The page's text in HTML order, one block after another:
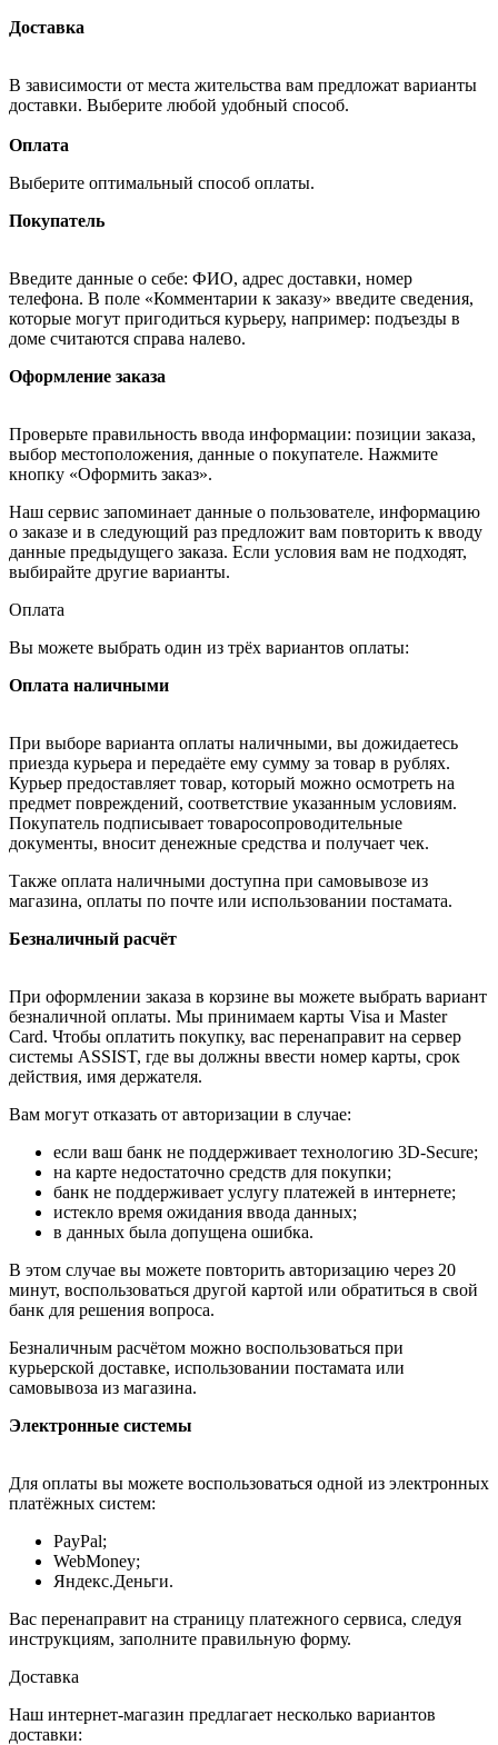
Доставка
В зависимости от места жительства вам предложат варианты
доставки. Выберите любой удобный способ.
Оплата
Выберите оптимальный способ оплаты.
Покупатель
Введите данные о себе: ФИО, адрес доставки, номер
телефона. В поле «Комментарии к заказу» введите сведения,
которые могут пригодиться курьеру, например: подъезды в
доме считаются справа налево.
Оформление заказа
Проверьте правильность ввода информации: позиции заказа,
выбор местоположения, данные о покупателе. Нажмите
кнопку «Оформить заказ».
Наш сервис запоминает данные о пользователе, информацию
о заказе и в следующий раз предложит вам повторить к вводу
данные предыдущего заказа. Если условия вам не подходят,
выбирайте другие варианты.
Оплата
Вы можете выбрать один из трёх вариантов оплаты:
Оплата наличными
При выборе варианта оплаты наличными, вы дожидаетесь
приезда курьера и передаёте ему сумму за товар в рублях.
Курьер предоставляет товар, который можно осмотреть на
предмет повреждений, соответствие указанным условиям.
Покупатель подписывает товаросопроводительные
документы, вносит денежные средства и получает чек.
Также оплата наличными доступна при самовывозе из
магазина, оплаты по почте или использовании постамата.
Безналичный расчёт
При оформлении заказа в корзине вы можете выбрать вариант
безналичной оплаты. Мы принимаем карты Visa и Master
Card. Чтобы оплатить покупку, вас перенаправит на сервер
системы ASSIST, где вы должны ввести номер карты, срок
действия, имя держателя.
Вам могут отказать от авторизации в случае:
если ваш банк не поддерживает технологию 3D-Secure;
на карте недостаточно средств для покупки;
банк не поддерживает услугу платежей в интернете;
истекло время ожидания ввода данных;
в данных была допущена ошибка.
В этом случае вы можете повторить авторизацию через 20
минут, воспользоваться другой картой или обратиться в свой
банк для решения вопроса.
Безналичным расчётом можно воспользоваться при
курьерской доставке, использовании постамата или
самовывоза из магазина.
Электронные системы
Для оплаты вы можете воспользоваться одной из электронных
платёжных систем:
PayPal;
WebMoney;
Яндекс.Деньги.
Вас перенаправит на страницу платежного сервиса, следуя
инструкциям, заполните правильную форму.
Доставка
Наш интернет-магазин предлагает несколько вариантов
доставки: